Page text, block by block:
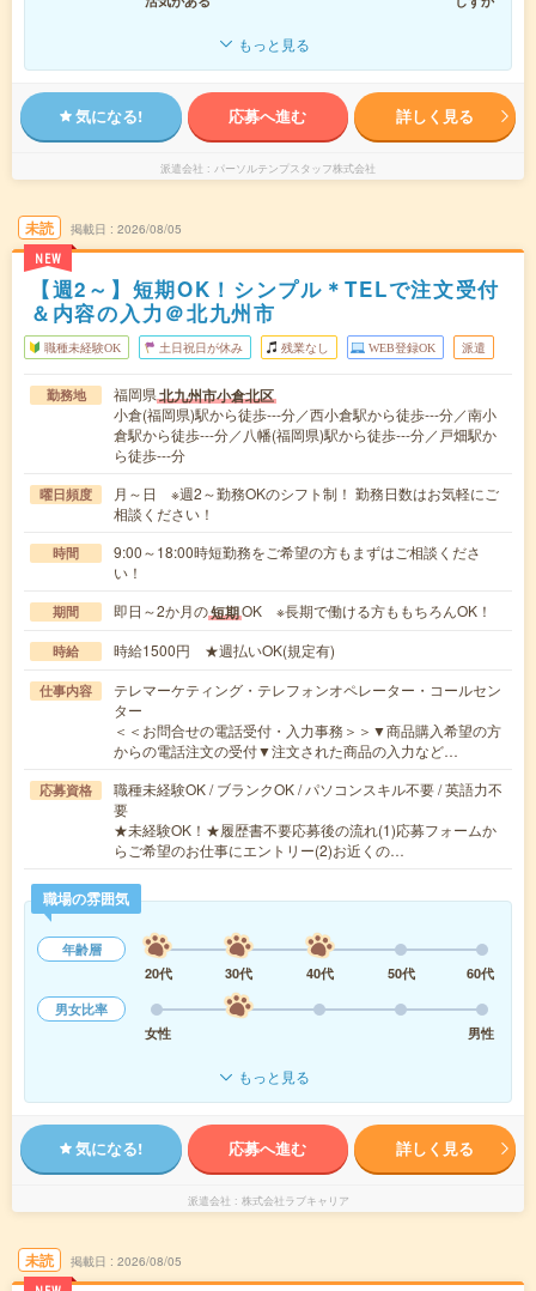
もっと見る
気になる! 応募へ進む 詳しく見る
派遣会社 パーソルテンプスタッフ株式会社
未読
NEW
掲載日 2026/08/05
【週2～】短期OK！シンプル＊TELで注文受付
＆内容の入力＠北九州市
職種未経験OK 土日祝日が休み 残業なし WEB登録OK 派遣
勤務地 福岡県北九州市小倉北区
小倉(福岡県)駅から徒歩---分／西小倉駅から徒歩---分／南小
倉駅から徒歩---分／八幡(福岡県)駅から徒歩---分／戸畑駅か
ら徒歩---分
曜日頻度
月～日 ※週2～勤務OKのシフト制！ 勤務日数はお気軽にご
相談ください！
時間
9:00～18:00時短勤務をご希望の方もまずはご相談くださ
い！
期間 即日～2か月の短期OK ※長期で働ける方ももちろんOK！
時給 時給1500円 ★週払いOK(規定有)
仕事内容
テレマーケティング・テレフォンオペレーター・コールセン
ター
＜＜お問合せの電話受付・入力事務＞＞▼商品購入希望の方
からの電話注文の受付▼注文された商品の入力など…
応募資格
職種未経験OK / ブランクOK / パソコンスキル不要 / 英語力不
要
★未経験OK！★履歴書不要応募後の流れ(1)応募フォームか
らご希望のお仕事にエントリー(2)お近くの…
職場の雰囲気
年齢層
20代
30代 40代 50代
60代
男女比率
女性
男性
もっと見る
気になる! 応募へ進む 詳しく見る
派遣会社 株式会社ラブキャリア
未読 掲載日 2026/08/05